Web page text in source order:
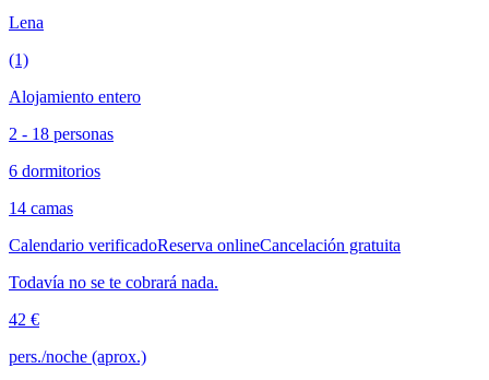
Lena
(1)
Alojamiento entero
2 - 18 personas
6 dormitorios
14 camas
Calendario verificadoReserva onlineCancelación gratuita
Todavía no se te cobrará nada.
42 €
pers./noche (aprox.)